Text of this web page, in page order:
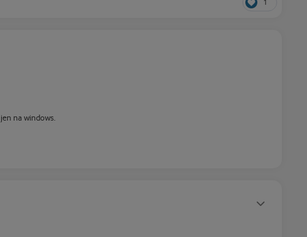
1
na windows.